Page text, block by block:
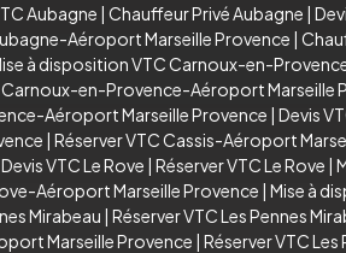
Aubagne | Chauffeur Privé Aubagne |
Aéroport Marseille Provence |
à disposition VTC Carnoux-en-
Carnoux-en-Provence-Aéroport Marseille
Aéroport Marseille Provence | Devis
| Réserver VTC Cassis-Aéroport
Devis VTC Le Rove | Réserver VTC Le Rove |
Aéroport Marseille Provence | Mise à
Mirabeau | Réserver VTC Les Pennes
Marseille Provence | Réserver VTC